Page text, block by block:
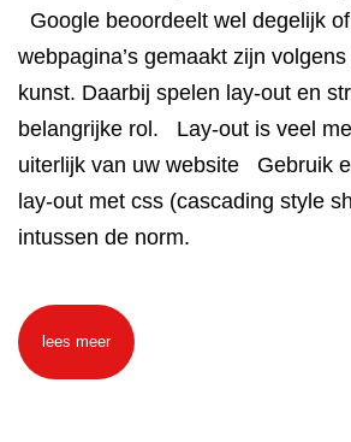
Google beoordeelt wel degelijk
webpagina’s gemaakt zijn
kunst. Daarbij spelen lay-out en
belangrijke rol. Lay-out is veel
uiterlijk van uw website Gebruik
lay-out met css (cascading style
intussen de norm.
lees meer